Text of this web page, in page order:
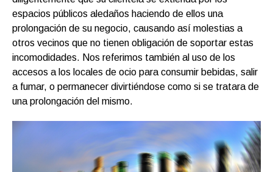
espacios públicos aledaños haciendo de ellos una
prolongación de su negocio, causando así molestias a
otros vecinos que no tienen obligación de soportar estas
incomodidades. Nos referimos también al uso de los
accesos a los locales de ocio para consumir bebidas, salir
a fumar, o permanecer divirtiéndose como si se tratara de
una prolongación del mismo.